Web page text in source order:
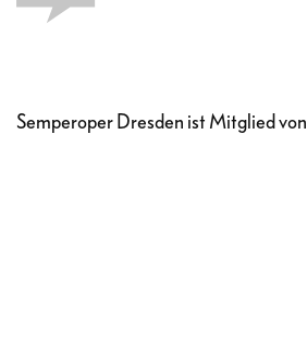
Semperoper Dresden ist Mitglied von